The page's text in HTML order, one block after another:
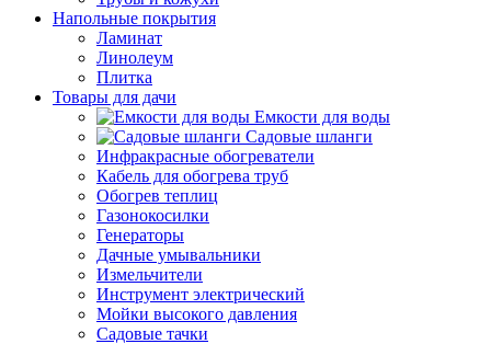
Напольные покрытия
Ламинат
Линолеум
Плитка
Товары для дачи
Емкости для воды
Садовые шланги
Инфракрасные обогреватели
Кабель для обогрева труб
Обогрев теплиц
Газонокосилки
Генераторы
Дачные умывальники
Измельчители
Инструмент электрический
Мойки высокого давления
Садовые тачки